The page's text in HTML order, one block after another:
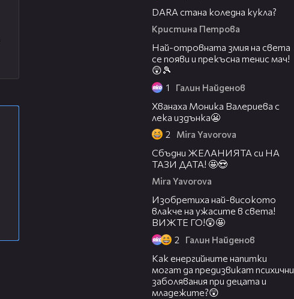
DARA стана коледна кукла?
Кристина Петрова
Най-отровната змия на света
се появи и прекъсна тенис мач!
😲🎾
1 Галин Найденов
Хванаха Моника Валериева с
лека издънка😬
2 Mira Yavorova
Сбъдни ЖЕЛАНИЯТА си НА
ТАЗИ ДАТА! 🤩😍
Mira Yavorova
Изобретиха най-високото
влакче на ужасите в света!
ВИЖТЕ ГО!😲🤩
2 Галин Найденов
Как енергийните напитки
могат да предизвикат психични
заболявания при децата и
младежите?😲